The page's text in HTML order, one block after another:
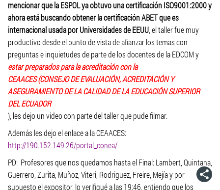
mencionar que la ESPOL ya obtuvo una certificación ISO9001:2000 y
ahora está buscando obtener la certificación ABET que es
internacional usada por Universidades de EEUU , el taller fue muy
productivo desde el punto de vista de afianzar los temas con
preguntas e inquietudes de parte de los docentes de la EDCOM y
estar preparados para la acreditación con la
CEAACES (CONSEJO DE EVALUACIÓN, ACREDITACIÓN Y
ASEGURAMIENTO DE LA CALIDAD DE LA EDUCACIÓN SUPERIOR
DEL ECUADOR
), les dejo un video con parte del taller que pude filmar.
Además les dejo el enlace a la CEAACES:
http://190.152.149.26/portal_conea/
PD: Profesores que nos quedamos hasta el Final: Lambert, Quintana,
Guerrero, Zurita, Muñoz, Viteri, Rodriguez, Freire, Mejía y por
supuesto el expositor, lo verifiqué a las 19:46, entiendo que los